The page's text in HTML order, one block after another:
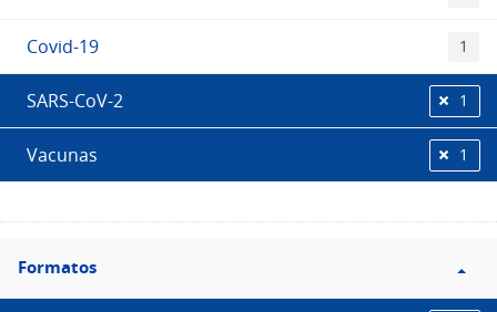
Covid-19 1
SARS-CoV-2 1
Vacunas 1
Filtro
Formatos
Formatos